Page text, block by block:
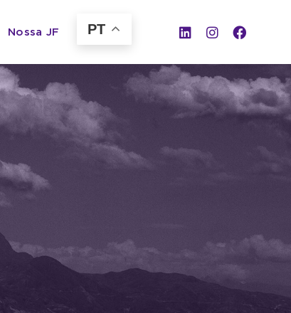
Nossa JF PT